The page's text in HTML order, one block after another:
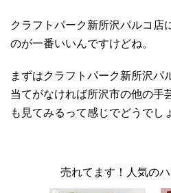
クラフトパーク新所沢パルコ店
のが一番いいんですけどね。
まずはクラフトパーク新所沢パ
当てがなければ所沢市の他の手
も見てみるって感じでどうでし
売れてます！人気の